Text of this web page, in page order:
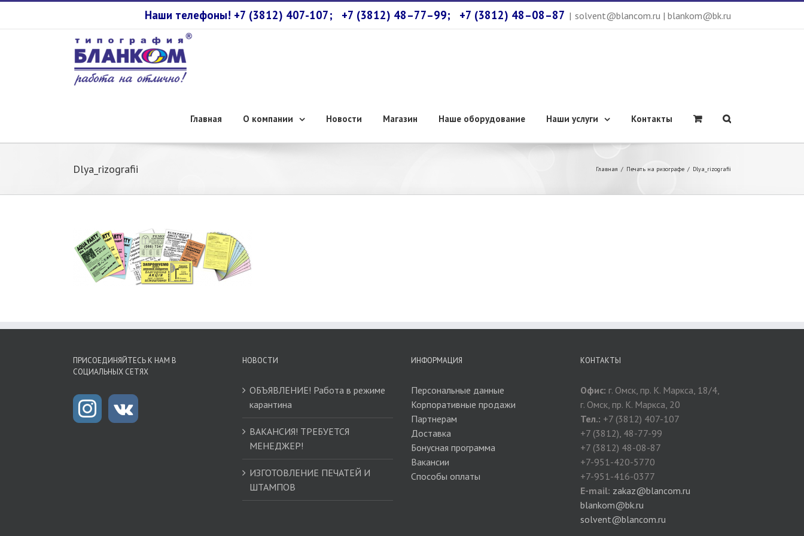
Наши телефоны! +7 (3812) 407-107; +7 (3812) 48–77–99; +7 (3812) 48–08–87 | solvent@blancom.ru | blankom@bk.ru
Главная О компании Новости Магазин Наше оборудование Наши услуги Контакты
Dlya_rizografii Главная / Печать на ризографе / Dlya_rizografii
ПРИСОЕДИНЯЙТЕСЬ К НАМ В
СОЦИАЛЬНЫХ СЕТЯХ
НОВОСТИ
ОБЪЯВЛЕНИЕ! Работа в режиме
карантина
ВАКАНСИЯ! ТРЕБУЕТСЯ
МЕНЕДЖЕР!
ИЗГОТОВЛЕНИЕ ПЕЧАТЕЙ И
ШТАМПОВ
ИНФОРМАЦИЯ
Персональные данные
Корпоративные продажи
Партнерам
Доставка
Бонусная программа
Вакансии
Способы оплаты
КОНТАКТЫ
Офис: г. Омск, пр. К. Маркса, 18/4,
г. Омск, пр. К. Маркса, 20
Тел.: +7 (3812) 407-107
+7 (3812), 48-77-99
+7 (3812) 48-08-87
+7-951-420-5770
+7-951-416-0377
E-mail: zakaz@blancom.ru
blankom@bk.ru
solvent@blancom.ru